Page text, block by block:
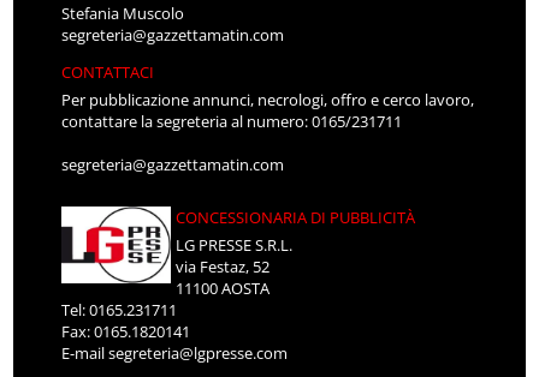
Stefania Muscolo
segreteria@gazzettamatin.com
CONTATTACI
Per pubblicazione annunci, necrologi, offro e cerco lavoro,
contattare la segreteria al numero: 0165/231711
segreteria@gazzettamatin.com
CONCESSIONARIA DI PUBBLICITÀ
LG PRESSE S.R.L.
via Festaz, 52
11100 AOSTA
Tel: 0165.231711
Fax: 0165.1820141
E-mailsegreteria@lgpresse.com